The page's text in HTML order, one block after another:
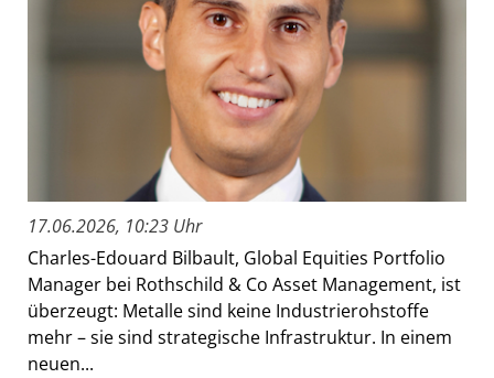
17.06.2026, 10:23 Uhr
Charles-Edouard Bilbault, Global Equities Portfolio
Manager bei Rothschild & Co Asset Management, ist
überzeugt: Metalle sind keine Industrierohstoffe
mehr – sie sind strategische Infrastruktur. In einem
neuen...